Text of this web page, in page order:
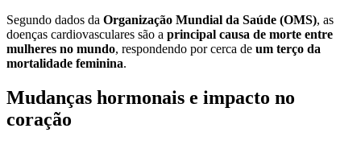
Segundo dados da Organização Mundial da Saúde (OMS), as
doenças cardiovasculares são a principal causa de morte entre
mulheres no mundo, respondendo por cerca de um terço da
mortalidade feminina.
Mudanças hormonais e impacto no
coração